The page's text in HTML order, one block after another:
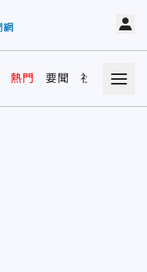
熱門 要聞 社會 娛樂